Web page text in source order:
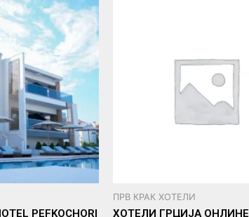
PEFKOCHORI
ПРВ КРАК ХОТЕЛИ
ХОТЕЛИ ГРЦИЈА ОНЛИНЕ